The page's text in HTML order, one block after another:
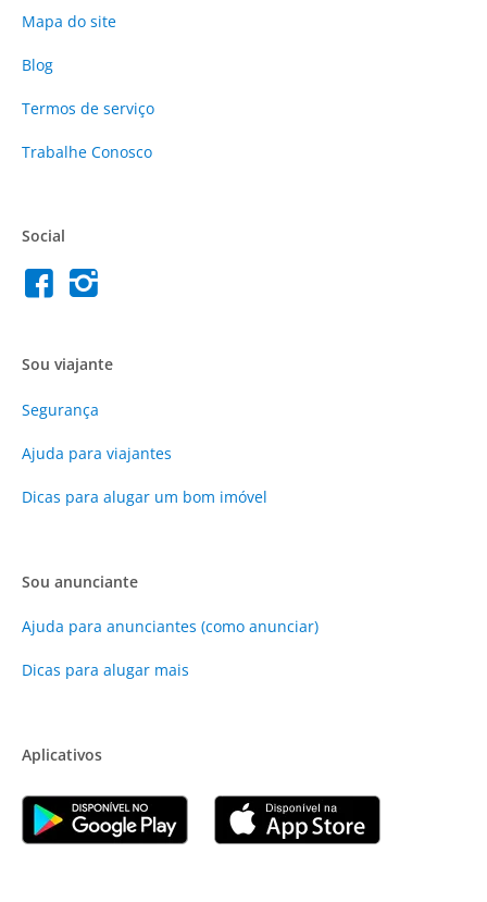
Mapa do site
Blog
Termos de serviço
Trabalhe Conosco
Social
Sou viajante
Segurança
Ajuda para viajantes
Dicas para alugar um bom imóvel
Sou anunciante
Ajuda para anunciantes (como anunciar)
Dicas para alugar mais
Aplicativos